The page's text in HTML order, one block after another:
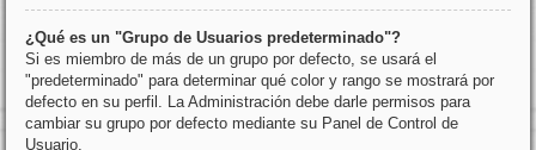
¿Qué es un "Grupo de Usuarios predeterminado"?
Si es miembro de más de un grupo por defecto, se usará el
"predeterminado" para determinar qué color y rango se mostrará por
defecto en su perfil. La Administración debe darle permisos para
cambiar su grupo por defecto mediante su Panel de Control de
Usuario.